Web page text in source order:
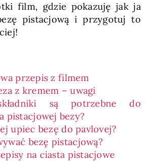
film, gdzie pokazuję jak ja
pistacjową i przygotuj to
przepis z filmem
z kremem – uwagi
są potrzebne do
pistacjowej bezy?
upiec bezę do pavlovej?
bezę pistacjową?
na ciasta pistacjowe